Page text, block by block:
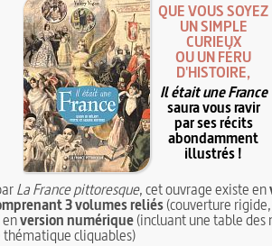
QUE VOUS SOYEZ
UN SIMPLE
CURIEUX
OU UN FÉRU
D'HISTOIRE,
Il était une France
saura vous ravir
par ses récits
abondamment
illustrés !
La France pittoresque, cet ouvrage existe en
3 volumes reliés(couverture
enversion numérique(incluant une table des
thématique cliquables)